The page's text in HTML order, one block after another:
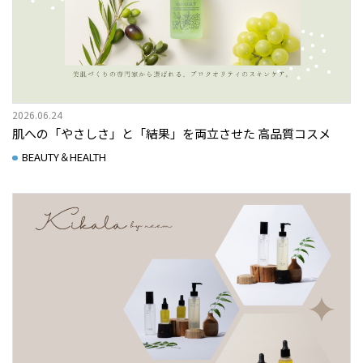
2026.06.24
肌への「やさしさ」と「結果」を両立させた 高品質コスメ
BEAUTY＆HEALTH